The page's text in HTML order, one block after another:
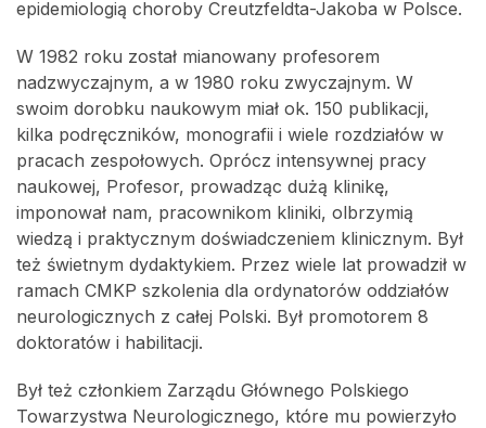
epidemiologią choroby Creutzfeldta-Jakoba w Polsce.
W 1982 roku został mianowany profesorem
nadzwyczajnym, a w 1980 roku zwyczajnym. W
swoim dorobku naukowym miał ok. 150 publikacji,
kilka podręczników, monografii i wiele rozdziałów w
pracach zespołowych. Oprócz intensywnej pracy
naukowej, Profesor, prowadząc dużą klinikę,
imponował nam, pracownikom kliniki, olbrzymią
wiedzą i praktycznym doświadczeniem klinicznym. Był
też świetnym dydaktykiem. Przez wiele lat prowadził w
ramach CMKP szkolenia dla ordynatorów oddziałów
neurologicznych z całej Polski. Był promotorem 8
doktoratów i habilitacji.
Był też członkiem Zarządu Głównego Polskiego
Towarzystwa Neurologicznego, które mu powierzyło